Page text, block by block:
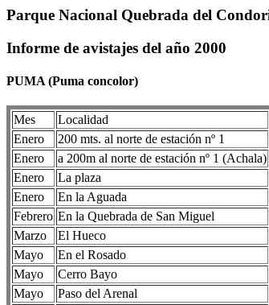
Parque Nacional Quebrada del
Informe de avistajes del año 2000
PUMA (Puma concolor)
Mes Localidad
Enero
200 mts. al norte de estación nº 1
Enero
a 200m al norte de estación nº 1 (Achala)
Enero
La plaza
Enero
En la Aguada
Febrero En la Quebrada de San Miguel
Marzo
El Hueco
Mayo
En el Rosado
Mayo
Cerro Bayo
Mayo
Paso del Arenal